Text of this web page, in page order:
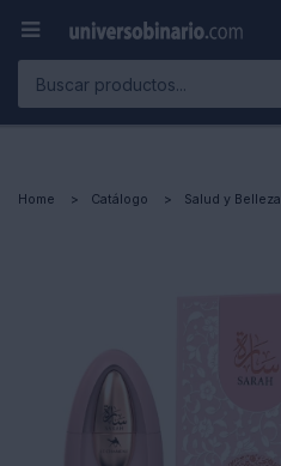

Home Catálogo Salud y Belleza